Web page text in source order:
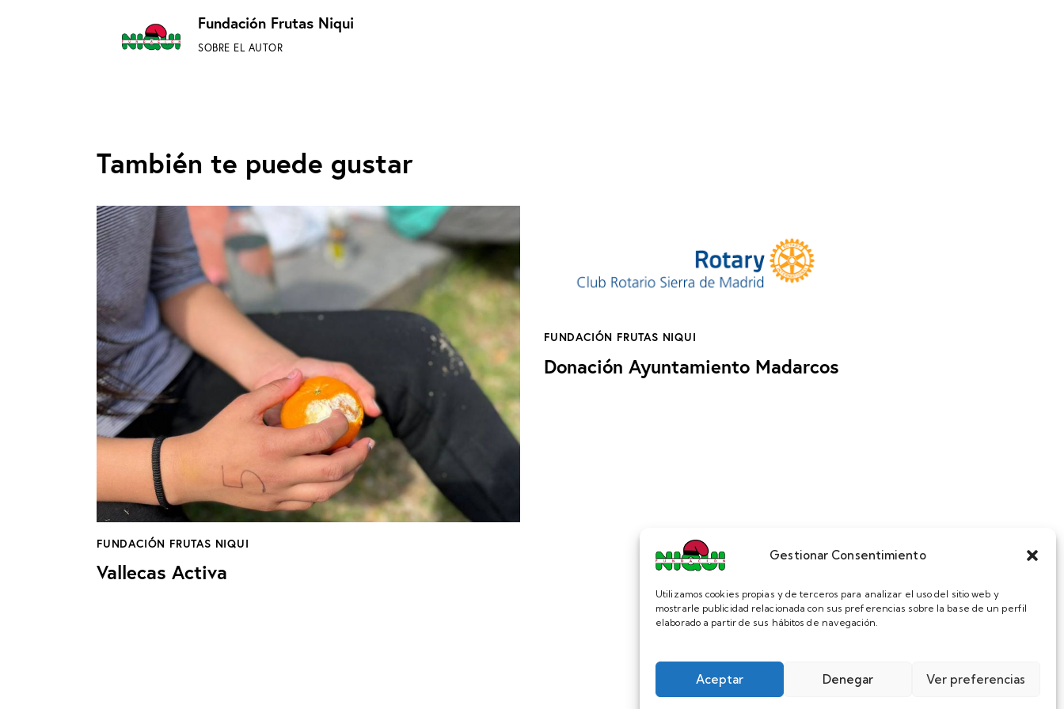
Gestionar Consentimiento
Utilizamos cookies propias y de terceros para analizar el uso del sitio web y
mostrarle publicidad relacionada con sus preferencias sobre la base de un perfil
elaborado a partir de sus hábitos de navegación.
Aceptar Denegar Ver preferencias
Fundación Frutas Niqui
SOBRE EL AUTOR
También te puede gustar
FUNDACIÓN FRUTAS NIQUI
Vallecas Activa
FUNDACIÓN FRUTAS NIQUI
Donación Ayuntamiento Madarcos